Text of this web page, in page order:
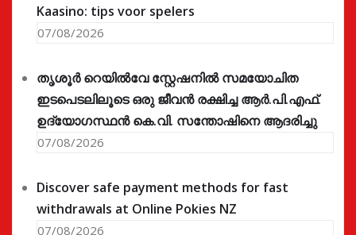
Kaasino: tips voor spelers
07/08/2026
തൃശൂർ റെയിൽവേ സ്റ്റേഷനിൽ സമയോചിത
ഇടപെടലിലൂടെ ഒരു ജീവൻ രക്ഷിച്ച ആർ.പി.എഫ്.
ഉദ്യോഗസ്ഥൻ കെ.വി. സന്തോഷിനെ ആദരിച്ചു
07/08/2026
Discover safe payment methods for fast
withdrawals at Online Pokies NZ
07/08/2026